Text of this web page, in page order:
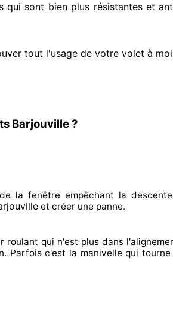
qui sont bien plus résistanteset
tout l'usage de votre volet à
Barjouville ?
la fenêtre empêchant la
et créer une panne.
roulant qui n'est plus dans
Parfoisc'est la manivelle qui